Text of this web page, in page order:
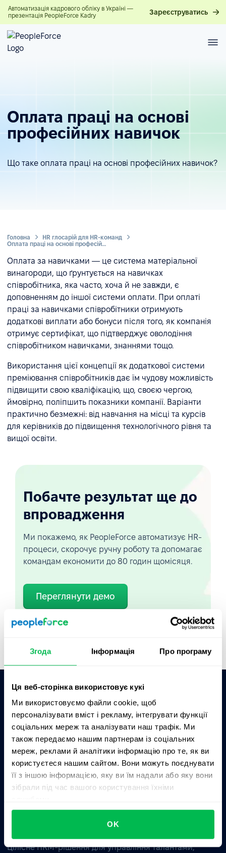
Згода Інформація Про програму
Ця веб-сторінка використовує кукі
Ми використовуємо файли cookie, щоб
персоналізувати вміст і рекламу, інтегрувати функції
соціальних мереж та аналізувати наш трафік. Ми
також передаємо нашим партнерам із соціальних
мереж, реклами й аналітики інформацію про те, як ви
користуєтеся нашим сайтом. Вони можуть поєднувати
її з іншою інформацією, яку ви їм надали або яку вони
зібрали під час вашого користування їхніми
OK
Автоматизація кадрового обліку в Україні —
презентація PeopleForce Kadry
Зареєструватись
Оплата праці на основі
професійних навичок
Що таке оплата праці на основі професійних навичок?
Головна
HR глосарій для HR-команд
Оплата праці на основі професійних навичок
Оплата за навичками — це система матеріальної
винагороди, що ґрунтується на навичках
співробітника, яка часто, хоча й не завжди, є
доповненням до іншої системи оплати. При оплаті
праці за навичками співробітники отримують
додаткові виплати або бонуси після того, як компанія
отримує сертифікат, що підтверджує оволодіння
співробітником навичками, знаннями тощо.
Використання цієї концепції як додаткової системи
преміювання співробітників дає їм чудову можливість
підвищити свою кваліфікацію, що, своєю чергою,
ймовірно, поліпшить показники компанії. Варіанти
практично безмежні: від навчання на місці та курсів
для керівників до підвищення технологічного рівня та
вищої освіти.
Побачте результат ще до
впровадження
Ми покажемо, як PeopleForce автоматизує HR-
процеси, скорочує ручну роботу та допомагає
командам економити до 80 годин щомісяця.
Переглянути демо
Короткий огляд
Запитати AI про PeopleForce:
ChatGPT
Claude Perplexity
Business driven. People focused.
Цілісне HRM-рішення для управління талантами,